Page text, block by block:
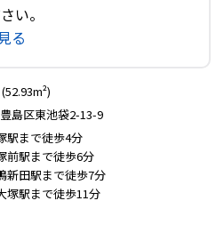
い。
る
島区東池袋2-13-9
駅まで徒歩4分
前駅まで徒歩6分
新田駅まで徒歩7分
塚駅まで徒歩11分